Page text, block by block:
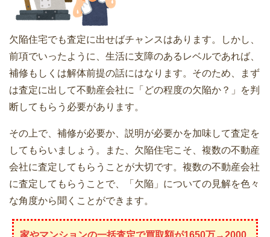
欠陥住宅でも査定に出せばチャンスはあります。しかし、
前項でいったように、生活に支障のあるレベルであれば、
補修もしくは解体前提の話にはなります。そのため、まず
は査定に出して不動産会社に「どの程度の欠陥か？」を判
断してもらう必要があります。
その上で、補修が必要か、説明が必要かを加味して査定を
してもらいましょう。また、欠陥住宅こそ、複数の不動産
会社に査定してもらうことが大切です。複数の不動産会社
に査定してもらうことで、「欠陥」についての見解を色々
な角度から聞くことができます。
家やマンションの一括査定で買取額が1650万→2000